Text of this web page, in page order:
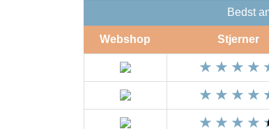
Bedst
Webshop Stjerner